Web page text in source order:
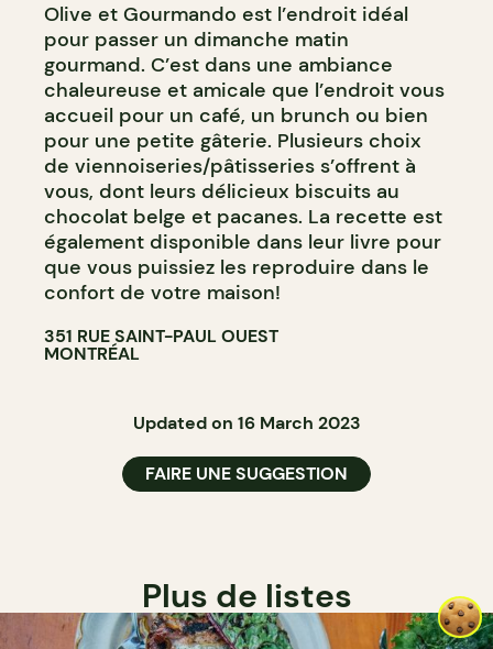
CAVISTE
Olive et Gourmando est l’endroit idéal
pour passer un dimanche matin
gourmand. C’est dans une ambiance
chaleureuse et amicale que l’endroit vous
accueil pour un café, un brunch ou bien
pour une petite gâterie. Plusieurs choix
de viennoiseries/pâtisseries s’offrent à
vous, dont leurs délicieux biscuits au
chocolat belge et pacanes. La recette est
également disponible dans leur livre pour
que vous puissiez les reproduire dans le
confort de votre maison!
351 RUE SAINT-PAUL OUEST
MONTRÉAL
Updated on 16 March 2023
FAIRE UNE SUGGESTION
Plus de listes